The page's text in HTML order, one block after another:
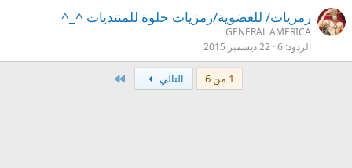
رمزيات/ للعضوية/رمزيات حلوة للمنتديات ^_^
GENERAL AMERICA
الردود 6 22 ديسمبر 2015
1 من 6 التالي